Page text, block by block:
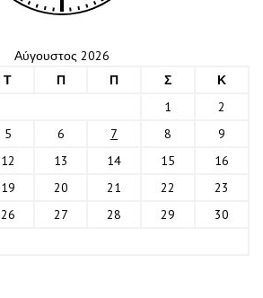
Αύγουστος 2026
Τ Π Π Σ
Κ
1
2
5 6 7 8
9
12 13 14 15
16
19 20 21 22
23
26 27 28 29
30